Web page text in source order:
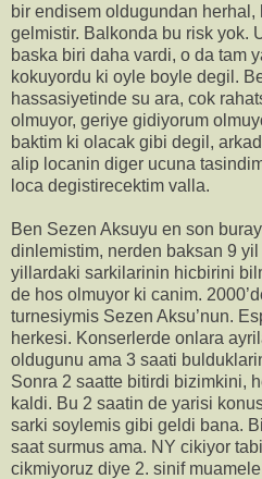
bir endisem oldugundan
gelmistir. Balkonda bu risk yok.
baska biri daha vardi, o da tam
kokuyordu ki oyle boyle degil.
hassasiyetinde su ara, cok
olmuyor, geriye gidiyorum
baktim ki olacak gibi degil,
alip locanin diger ucuna
loca degistirecektim valla.
Ben Sezen Aksuyu en son
dinlemistim, nerden baksan 9
yillardaki sarkilarinin hicbirini
de hos olmuyor ki canim.
turnesiymis Sezen Aksu’nun.
herkesi. Konserlerde onlara
oldugunu ama 3 saati
Sonra 2 saatte bitirdi bizimkini,
kaldi. Bu 2 saatin de yarisi
sarki soylemis gibi geldi bana.
saat surmus ama. NY cikiyor
cikmiyoruz diye 2. sinif